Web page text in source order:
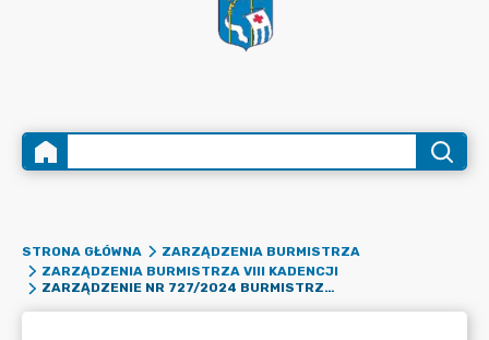
STRONA GŁÓWNA
ZARZĄDZENIA BURMISTRZA
ZARZĄDZENIA BURMISTRZA VIII KADENCJI
ZARZĄDZENIE NR 727/2024 BURMISTRZA MIASTA PUŁTUSK Z DNIA 22 MARCA 2024 R. W SPRAWIE PRZYJĘCIA SPRAWOZDANIA FINANSOWEGO MUZEUM REGIONALNEGO W PUŁTUSKU ZA 2023 ROK